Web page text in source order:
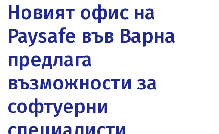
Новият офис на
Paysafe във Варна
предлага
възможности за
софтуерни